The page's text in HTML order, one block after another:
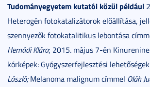
Tudományegyetem kutatói közül például
Heterogén fotokatalizátorok előállítása,
szennyezők fotokatalitikus lebontása
Hernádi Klára; 2015. május 7-én
kórképek: Gyógyszerfejlesztési
László;Melanoma malignum címmel Oláh